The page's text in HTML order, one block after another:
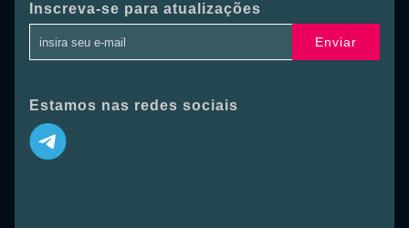
Inscreva-se para atualizações
Enviar
Estamos nas redes sociais